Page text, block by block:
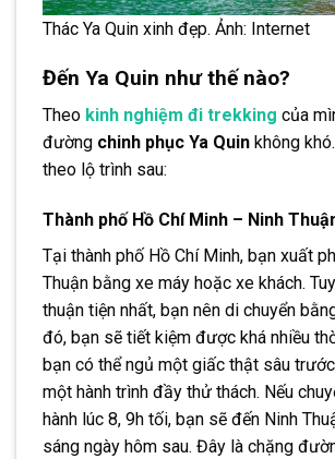
Thác Ya Quin xinh đẹp. Ảnh: Internet
Đến Ya Quin như thế nào?
Theo kinh nghiệm đi trekking của
đường chinh phục Ya Quin không
theo lộ trình sau:
Thành phố Hồ Chí Minh – Ninh
Tại thành phố Hồ Chí Minh, bạn xuất
Thuận bằng xe máy hoặc xe khách.
thuận tiện nhất, bạn nên di chuyển
đó, bạn sẽ tiết kiệm được khá nhiều
bạn có thể ngủ một giấc thật sâu
một hành trình đầy thử thách. Nếu
hành lúc 8, 9h tối, bạn sẽ đến Ninh
sáng ngày hôm sau. Đây là chặng